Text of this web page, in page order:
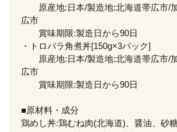
原産地:日本/製造地:北海道帯広市/
広市
賞味期限:製造日から90日
・トロバラ角煮丼[150g×3パック]
原産地:日本/製造地:北海道帯広市/
広市
賞味期限:製造日から90日
■原材料・成分
鶏めし丼:鶏むね肉(北海道)、醤油、砂